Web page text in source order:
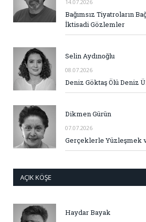
14.07.2026
Bağımsız Tiyatroların
İktisadi Gözlemler
Selin Aydınoğlu
08.07.2026
Deniz Göktaş Ölü Deniz
Dikmen Gürün
07.07.2026
Gerçeklerle Yüzleşmek
AÇIK KÖŞE
Haydar Bayak